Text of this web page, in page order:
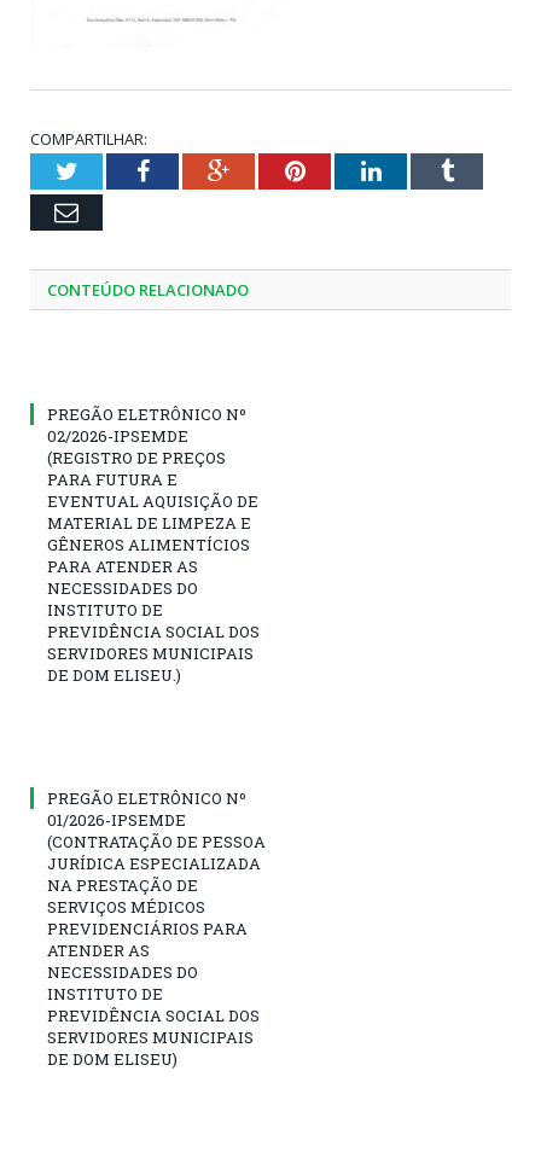
COMPARTILHAR:
TwitterFacebookGoogle+PinterestLinkedInTumblr
Email
CONTEÚDO RELACIONADO
PREGÃO ELETRÔNICO Nº
02/2026-IPSEMDE
(REGISTRO DE PREÇOS
PARA FUTURA E
EVENTUAL AQUISIÇÃO DE
MATERIAL DE LIMPEZA E
GÊNEROS ALIMENTÍCIOS
PARA ATENDER AS
NECESSIDADES DO
INSTITUTO DE
PREVIDÊNCIA SOCIAL DOS
SERVIDORES MUNICIPAIS
DE DOM ELISEU.)
PREGÃO ELETRÔNICO Nº
01/2026-IPSEMDE
(CONTRATAÇÃO DE PESSOA
JURÍDICA ESPECIALIZADA
NA PRESTAÇÃO DE
SERVIÇOS MÉDICOS
PREVIDENCIÁRIOS PARA
ATENDER AS
NECESSIDADES DO
INSTITUTO DE
PREVIDÊNCIA SOCIAL DOS
SERVIDORES MUNICIPAIS
DE DOM ELISEU)